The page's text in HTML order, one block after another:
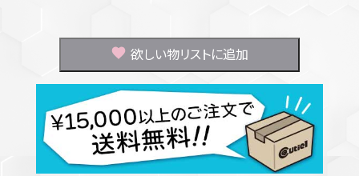
欲しい物リストに追加